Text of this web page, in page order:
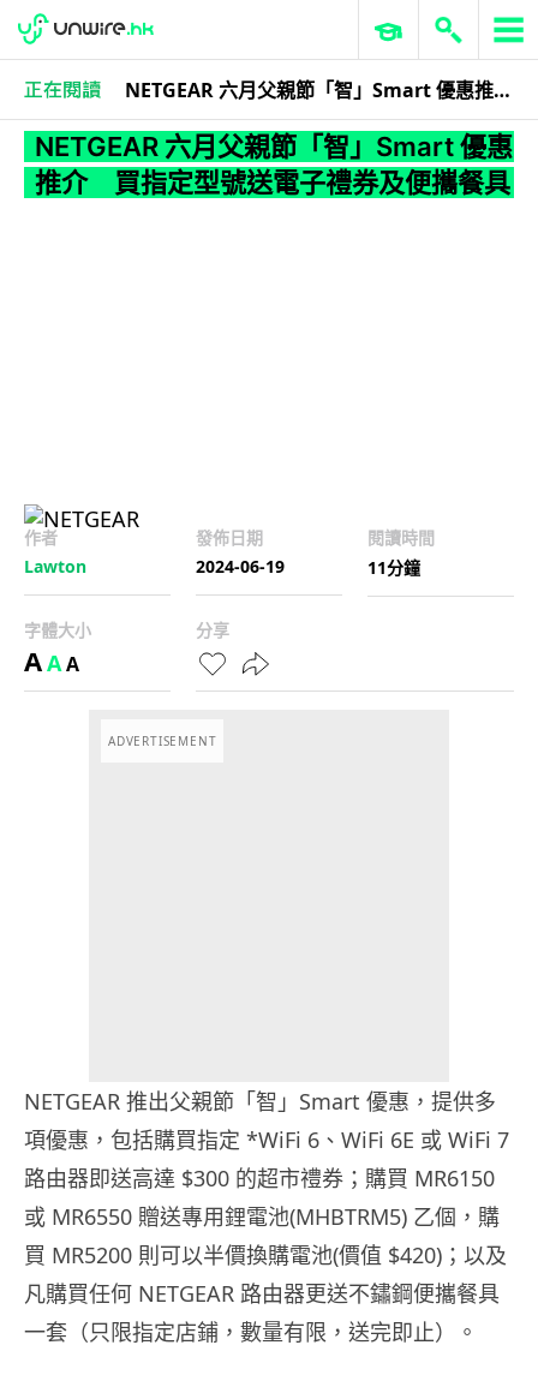
NETGEAR 六月父親節「智」Smart 優惠推介 買指定型號送電子禮券及便攜餐具
3C科技 家居無線
NETGEAR 六月父親節「智」Smart 優惠
推介 買指定型號送電子禮券及便攜餐具
作者
Lawton
發佈日期
2024-06-19
閱讀時間
11分鐘
字體大小
AAA
分享
ADVERTISEMENT
NETGEAR 推出父親節「智」Smart 優惠，提供多
項優惠，包括購買指定 *WiFi 6、WiFi 6E 或 WiFi 7
路由器即送高達 $300 的超市禮券；購買 MR6150
或 MR6550 贈送專用鋰電池(MHBTRM5) 乙個，購
買 MR5200 則可以半價換購電池(價值 $420)；以及
凡購買任何 NETGEAR 路由器更送不鏽鋼便攜餐具
一套（只限指定店鋪，數量有限，送完即止）。